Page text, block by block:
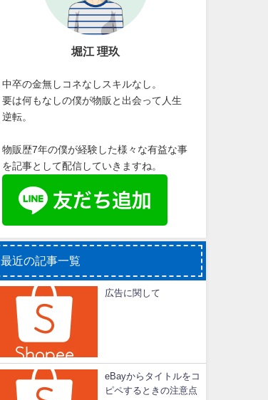
堀江 理玖
中卒の金無しコネなしスキルなし。
要は何もなしの僕が物販と出会って人生
逆転。
物販歴7年の僕が経験した様々な有益な事
を記事として配信していきますね。
最近の記事一覧
広告に関して
eBayからタイトルをコ
ピペするときの注意点